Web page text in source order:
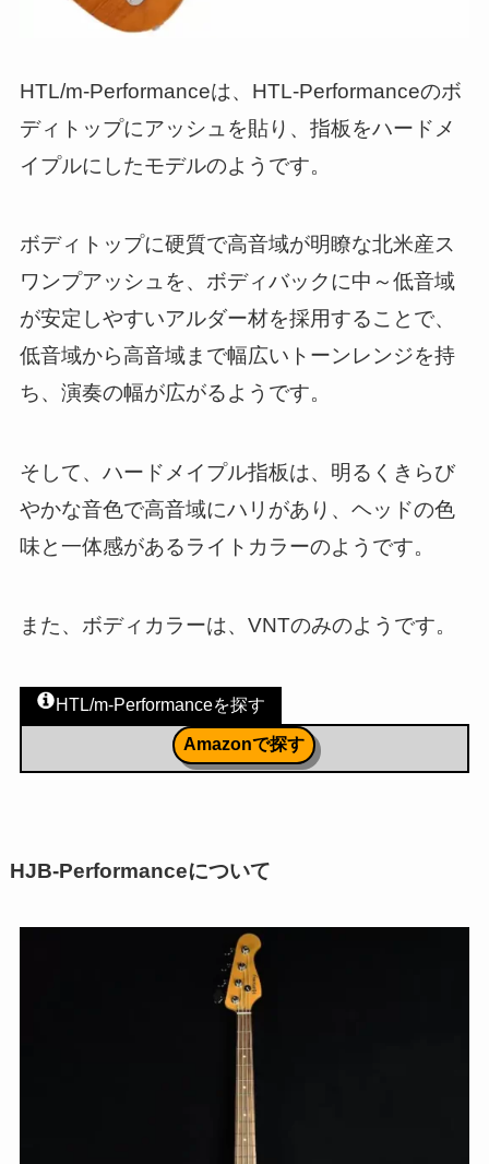
HTL/m-Performanceは、HTL-Performanceのボ
ディトップにアッシュを貼り、指板をハードメ
イプルにしたモデルのようです。
ボディトップに硬質で高音域が明瞭な北米産ス
ワンプアッシュを、ボディバックに中～低音域
が安定しやすいアルダー材を採用することで、
低音域から高音域まで幅広いトーンレンジを持
ち、演奏の幅が広がるようです。
そして、ハードメイプル指板は、明るくきらび
やかな音色で高音域にハリがあり、ヘッドの色
味と一体感があるライトカラーのようです。
また、ボディカラーは、VNTのみのようです。
HTL/m-Performanceを探す
Amazonで探す
HJB-Performanceについて